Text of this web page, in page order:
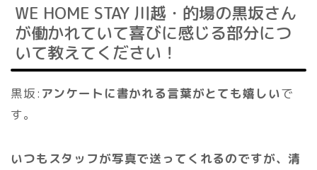
WE HOME STAY 川越・的場の黒坂さん
が働かれていて喜びに感じる部分につ
いて教えてください！
黒坂: アンケートに書かれる言葉がとても嬉しいで
す。
いつもスタッフが写真で送ってくれるのですが、清